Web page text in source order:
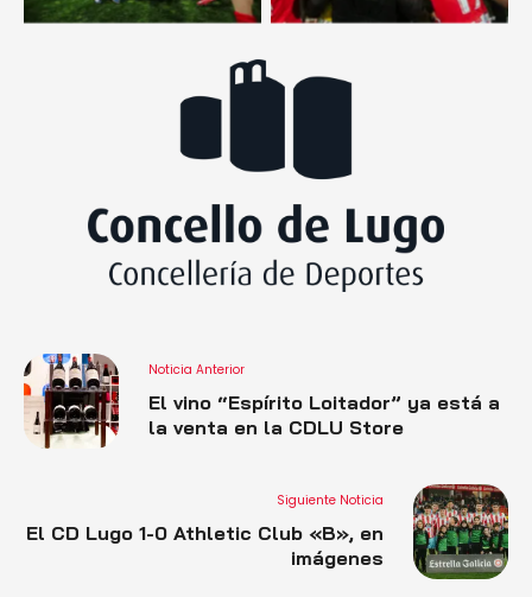
Noticia Anterior
El vino “Espírito Loitador” ya está a
la venta en la CDLU Store
Siguiente Noticia
El CD Lugo 1-0 Athletic Club «B», en
imágenes